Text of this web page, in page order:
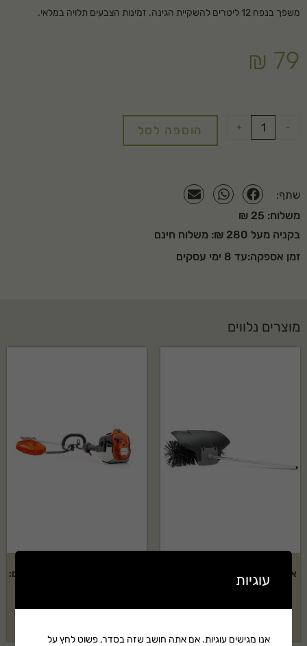
משפך בנפח 12 ליטרים להשקיית הגינה. זמינות הצבעים תלויה במלאי.
₪ 79
-
+ הוספה לסל
שתף:
משלוח: 25 ₪
בקניה מעל 280 ₪: משלוח חינם
זמן אספקה:עד 8 ימי עסקים
מוצרים נלווים
דגם: BR600
חרמש מוטורי HUSQVARNA דגם:
עוגיות
אנו מגישים עוגיות. אם אתה חושב שזה בסדר, פשוט לחץ על